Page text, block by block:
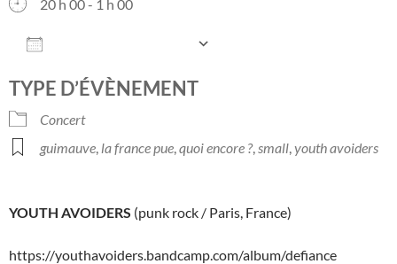
20 h 00 - 1 h 00
TYPE D’ÉVÈNEMENT
Concert
guimauve la france pue quoi encore ?, small youth avoiders
YOUTH AVOIDERS (punk rock / Paris, France)
https://youthavoiders.bandcamp.com/album/defiance